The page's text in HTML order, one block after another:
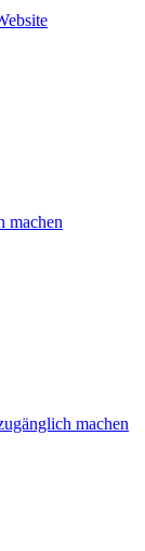
machen
machen